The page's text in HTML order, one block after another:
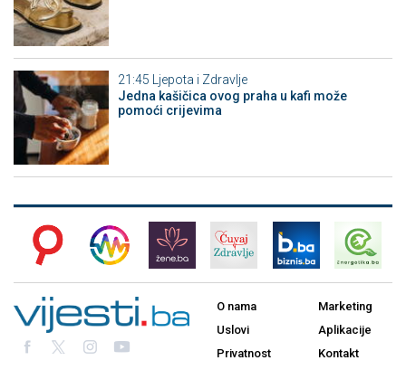
21:45 Ljepota i Zdravlje
Jedna kašičica ovog praha u kafi može
pomoći crijevima
O nama
Uslovi
Privatnost
Marketing
Aplikacije
Kontakt